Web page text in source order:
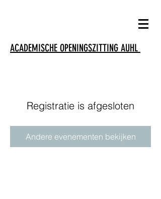
ACADEMISCHE OPENINGSZITTING AUHL
Registratie is afgesloten
Andere evenementen bekijken